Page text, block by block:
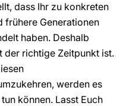
dass Ihr zu konkreten
frühere Generationen
haben. Deshalb
der richtige Zeitpunkt ist.
werden es
können. Lasst Euch